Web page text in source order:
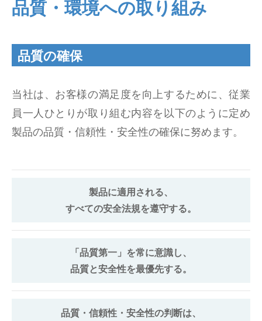
北関東営業所
広島営業所
四国営業所
九州営業所
三木第一工場
品質・環境への取り組み
品質の確保
当社は、お客様の満足度を向上するために、従業
員一人ひとりが取り組む内容を以下のように定め
製品の品質・信頼性・安全性の確保に努めます。
製品に適用される、
すべての安全法規を遵守する。
「品質第一」を常に意識し、
品質と安全性を最優先する。
品質・信頼性・安全性の判断は、